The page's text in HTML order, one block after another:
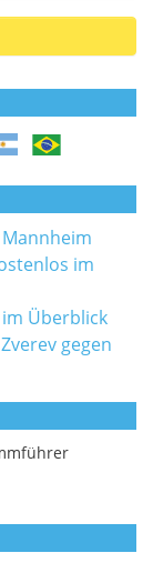
im
Überblick
gegen